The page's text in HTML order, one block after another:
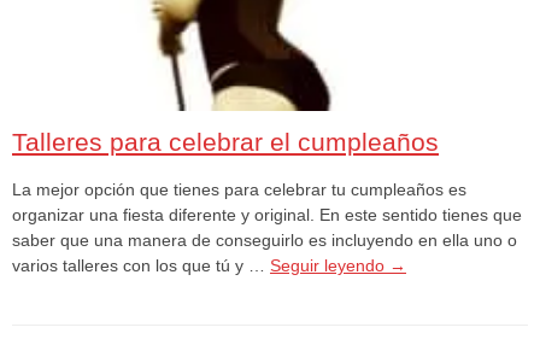
Talleres para celebrar el cumpleaños
La mejor opción que tienes para celebrar tu cumpleaños es
organizar una fiesta diferente y original. En este sentido tienes que
saber que una manera de conseguirlo es incluyendo en ella uno o
varios talleres con los que tú y … Seguir leyendo →